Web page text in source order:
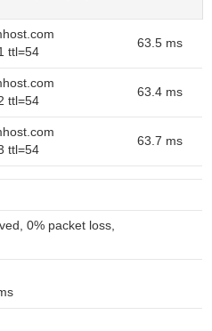
ttl=54
63.5 ms
ttl=54
63.4 ms
ttl=54
63.7 ms
0% packet loss,